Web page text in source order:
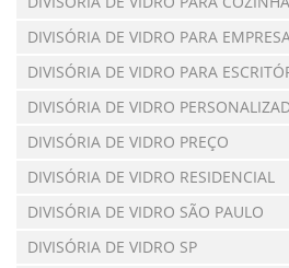
DIVISÓRIA DE VIDRO PARA
DIVISÓRIA DE VIDRO PARA
DIVISÓRIA DE VIDRO
DIVISÓRIA DE VIDRO PREÇO
DIVISÓRIA DE VIDRO RESIDENCIAL
DIVISÓRIA DE VIDRO SÃO PAULO
DIVISÓRIA DE VIDRO SP